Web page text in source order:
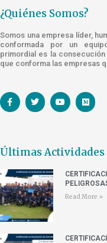
¿Quiénes Somos?
Somos una empresa líder,
conformada por un
primordial es la
que conforma las empresas
Últimas Actividades
Read More »